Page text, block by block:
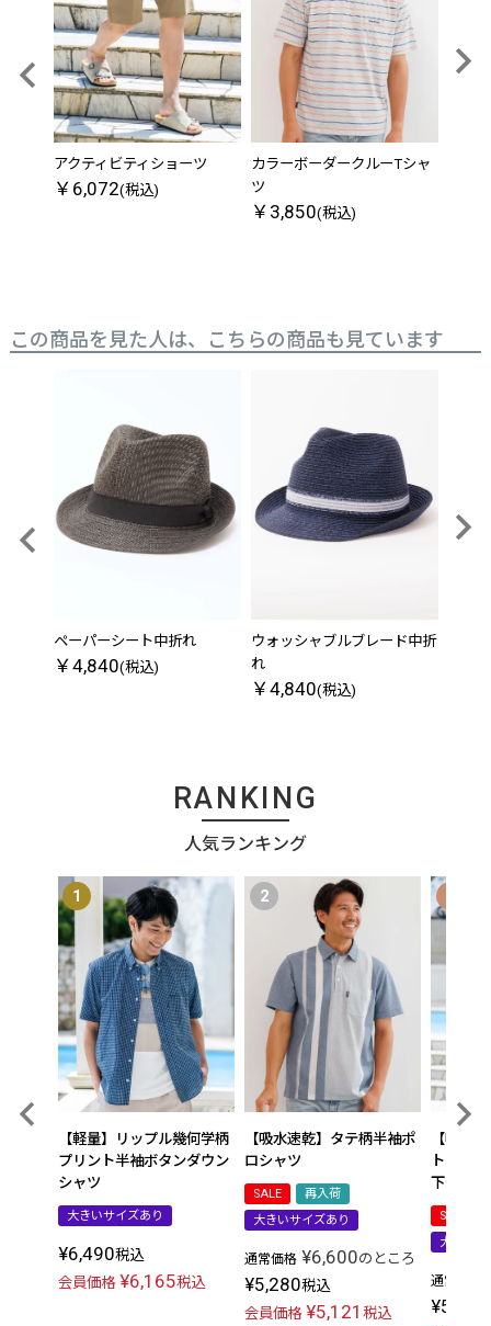
アクティビティショーツ
￥6,072(税込)
カラーボーダークルーTシャ
ツ
￥3,850(税込)
この商品を見た人は、こちらの商品も見ています
ペーパーシート中折れ
￥4,840(税込)
ウォッシャブルブレード中折
れ
￥4,840(税込)
RANKING
人気ランキング
【軽量】リップル幾何学柄
プリント半袖ボタンダウン
シャツ
大きいサイズあり
¥6,490税込
会員価格 ¥6,165税込
【吸水速乾】タテ柄半袖ポ
ロシャツ
SALE
再入荷
大きいサイズあり
通常価格 ¥6,600のところ
¥5,280税込
会員価格 ¥5,121税込
【吸水
トアッ
下セット
SALE
大きい
通常価格
¥5,192